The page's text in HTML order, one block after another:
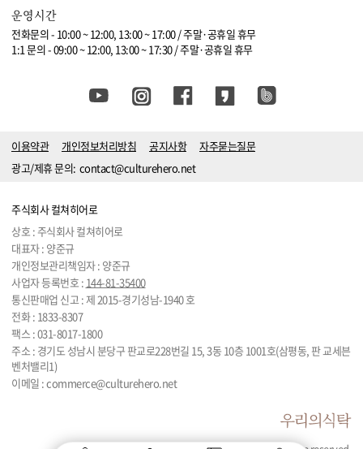
운영시간
전화문의 - 10:00 ~ 12:00, 13:00 ~ 17:00 / 주말·공휴일 휴무
1:1 문의 - 09:00 ~ 12:00, 13:00 ~ 17:30 / 주말·공휴일 휴무
이용약관 개인정보처리방침 공지사항
자주묻는질문
광고/제휴 문의: contact@culturehero.net
주식회사 컬쳐히어로
상호 : 주식회사 컬쳐히어로
대표자 : 양준규
개인정보관리책임자 : 양준규
사업자 등록번호 : 144-81-35400
통신판매업 신고 : 제 2015-경기성남-1940 호
전화 : 1833-8307
팩스 : 031-8017-1800
주소 : 경기도 성남시 분당구 판교로228번길 15, 3동 10층 1001호(삼평동, 판 교세븐
벤처밸리1)
이메일 :commerce@culturehero.net